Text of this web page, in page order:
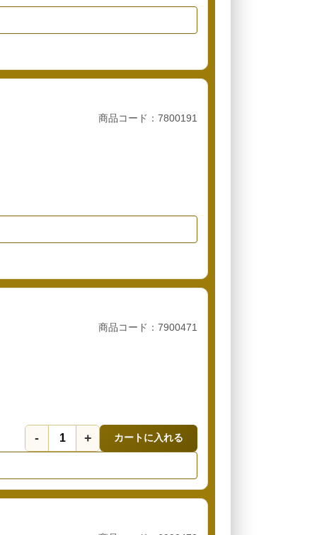
商品コード：7800191
商品コード：7900471
- + カートに入れる